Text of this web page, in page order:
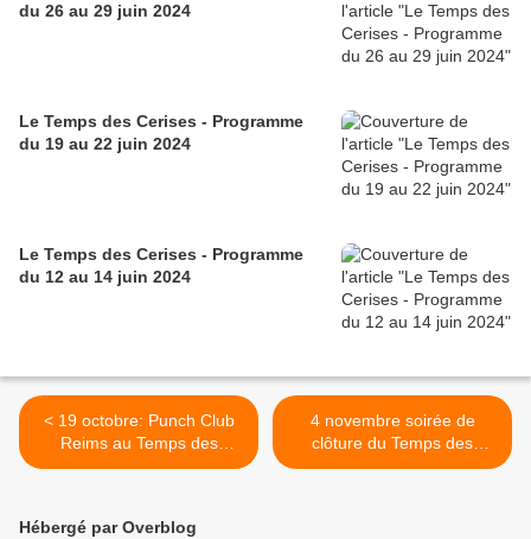
du 26 au 29 juin 2024
Le Temps des Cerises - Programme
du 19 au 22 juin 2024
Le Temps des Cerises - Programme
du 12 au 14 juin 2024
< 19 octobre: Punch Club
Reims au Temps des
Cerises
4 novembre soirée de
clôture du Temps des
Cerises - "Chapiteau Palace
Hébergé par Overblog